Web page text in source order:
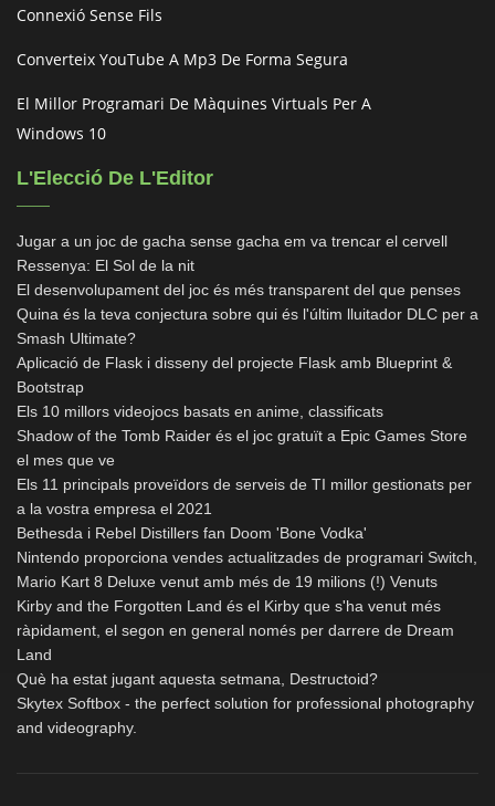
Connexió Sense Fils
Converteix YouTube A Mp3 De Forma Segura
El Millor Programari De Màquines Virtuals Per A
Windows 10
L'Elecció De L'Editor
Jugar a un joc de gacha sense gacha em va trencar el cervell
Ressenya: El Sol de la nit
El desenvolupament del joc és més transparent del que penses
Quina és la teva conjectura sobre qui és l'últim lluitador DLC per a
Smash Ultimate?
Aplicació de Flask i disseny del projecte Flask amb Blueprint &
Bootstrap
Els 10 millors videojocs basats en anime, classificats
Shadow of the Tomb Raider és el joc gratuït a Epic Games Store
el mes que ve
Els 11 principals proveïdors de serveis de TI millor gestionats per
a la vostra empresa el 2021
Bethesda i Rebel Distillers fan Doom 'Bone Vodka'
Nintendo proporciona vendes actualitzades de programari Switch,
Mario Kart 8 Deluxe venut amb més de 19 milions (!) Venuts
Kirby and the Forgotten Land és el Kirby que s'ha venut més
ràpidament, el segon en general només per darrere de Dream
Land
Què ha estat jugant aquesta setmana, Destructoid?
Skytex Softbox - the perfect solution for professional photography
and videography.